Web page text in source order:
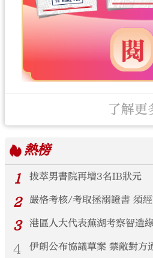
了解更
熱榜
1
拔萃男書院再增3名IB狀元
2 嚴格考核/考取拯溺證書 須
3 港區人大代表蕪湖考察智造
4 伊朗公布協議草案 禁敵對方